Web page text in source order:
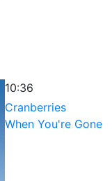
10:36
Cranberries
When You're Gone